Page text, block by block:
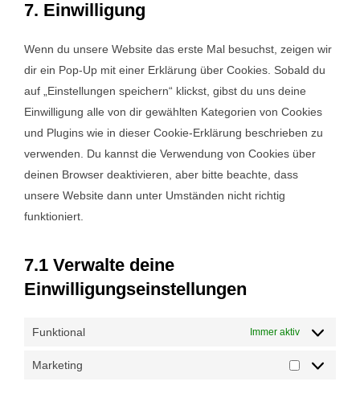
7. Einwilligung
Wenn du unsere Website das erste Mal besuchst, zeigen wir
dir ein Pop-Up mit einer Erklärung über Cookies. Sobald du
auf „Einstellungen speichern“ klickst, gibst du uns deine
Einwilligung alle von dir gewählten Kategorien von Cookies
und Plugins wie in dieser Cookie-Erklärung beschrieben zu
verwenden. Du kannst die Verwendung von Cookies über
deinen Browser deaktivieren, aber bitte beachte, dass
unsere Website dann unter Umständen nicht richtig
funktioniert.
7.1 Verwalte deine
Einwilligungseinstellungen
Funktional Immer aktiv
Marketing
Marketing